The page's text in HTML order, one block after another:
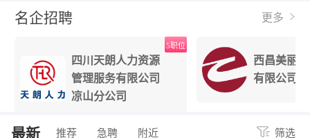
名企招聘 更多
四川天朗人力资源
管理服务有限公司
凉山分公司
5职位
西昌美丽
有限公司
最新 推荐 急聘 附近 筛选